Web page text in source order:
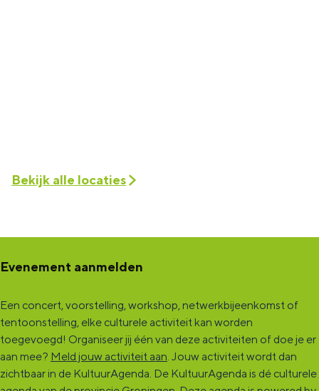
Bekijk alle locaties
Evenement aanmelden
Een concert, voorstelling, workshop, netwerkbijeenkomst of
tentoonstelling, elke culturele activiteit kan worden
toegevoegd! Organiseer jij één van deze activiteiten of doe je er
aan mee? Meld jouw activiteit aan. Jouw activiteit wordt dan
zichtbaar in de KultuurAgenda. De KultuurAgenda is dé culturele